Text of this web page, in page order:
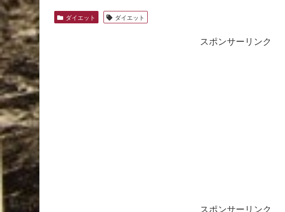
ダイエット ダイエット
スポンサーリンク
スポンサーリンク